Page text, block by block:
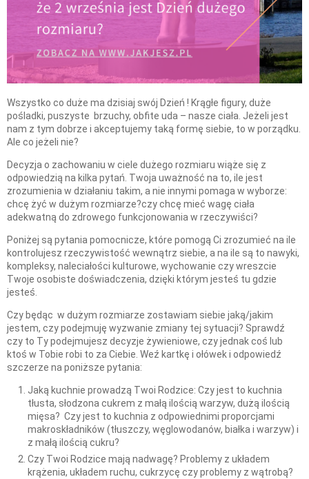
Wszystko co duże ma dzisiaj swój Dzień ! Krągłe figury, duże
pośladki, puszyste brzuchy, obfite uda – nasze ciała. Jeżeli jest
nam z tym dobrze i akceptujemy taką formę siebie, to w porządku.
Ale co jeżeli nie?
Decyzja o zachowaniu w ciele dużego rozmiaru wiąże się z
odpowiedzią na kilka pytań. Twoja uważność na to, ile jest
zrozumienia w działaniu takim, a nie innymi pomaga w wyborze:
chcę żyć w dużym rozmiarze?czy chcę mieć wagę ciała
adekwatną do zdrowego funkcjonowania w rzeczywiści?
Poniżej są pytania pomocnicze, które pomogą Ci zrozumieć na ile
kontrolujesz rzeczywistość wewnątrz siebie, a na ile są to nawyki,
kompleksy, naleciałości kulturowe, wychowanie czy wreszcie
Twoje osobiste doświadczenia, dzięki którym jesteś tu gdzie
jesteś.
Czy będąc w dużym rozmiarze zostawiam siebie jaką/jakim
jestem, czy podejmuję wyzwanie zmiany tej sytuacji? Sprawdź
czy to Ty podejmujesz decyzje żywieniowe, czy jednak coś lub
ktoś w Tobie robi to za Ciebie. Weź kartkę i ołówek i odpowiedź
szczerze na poniższe pytania:
Jaką kuchnie prowadzą Twoi Rodzice: Czy jest to kuchnia
tłusta, słodzona cukrem z małą ilością warzyw, dużą ilością
mięsa? Czy jest to kuchnia z odpowiednimi proporcjami
makroskładników (tłuszczy, węglowodanów, białka i warzyw) i
z małą ilością cukru?
Czy Twoi Rodzice mają nadwagę? Problemy z układem
krążenia, układem ruchu, cukrzycę czy problemy z wątrobą?